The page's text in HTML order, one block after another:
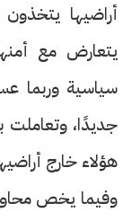
أراضيها
يتعارض مع
سياسية وربما
جديدًا، وتعاملت
هؤلاء خارج
وفيما يخص